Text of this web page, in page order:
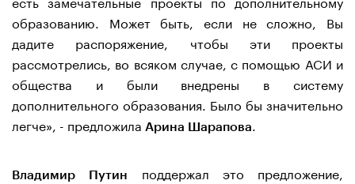
образованию. Может быть, если не сложно, Вы
дадите распоряжение, чтобы эти проекты
рассмотрелись, во всяком случае, с помощью АСИ и
общества и были внедрены в систему
дополнительного образования. Было бы значительно
легче», - предложила Арина Шарапова
Владимир Путин поддержал это предложение,